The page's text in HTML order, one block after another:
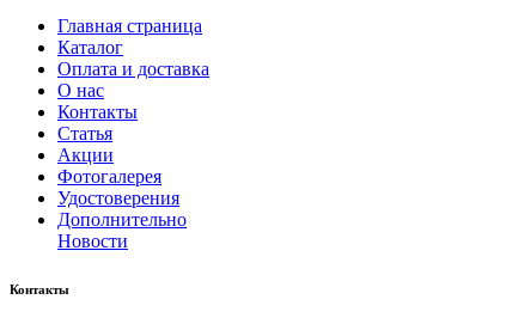
Главная страница
Каталог
Оплата и доставка
О нас
Контакты
Статья
Акции
Фотогалерея
Удостоверения
Дополнительно
Новости
Контакты